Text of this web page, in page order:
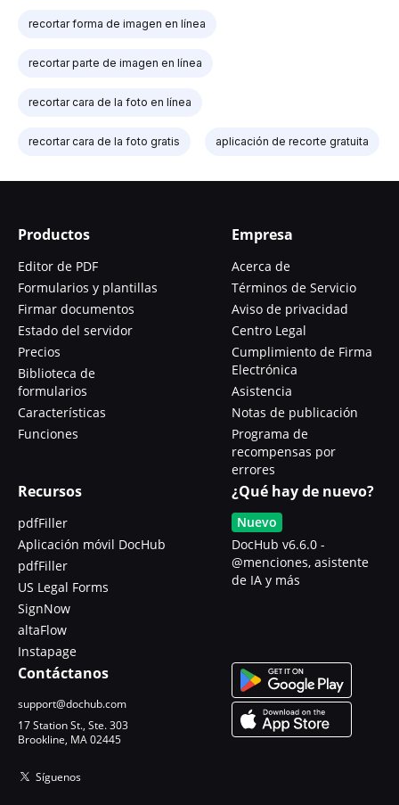
recortar forma de imagen en línea
recortar parte de imagen en línea
recortar cara de la foto en línea
recortar cara de la foto gratis aplicación de recorte gratuita
Productos
Editor de PDF
Formularios y plantillas
Firmar documentos
Estado del servidor
Precios
Biblioteca de
formularios
Características
Funciones
Empresa
Acerca de
Términos de Servicio
Aviso de privacidad
Centro Legal
Cumplimiento de Firma
Electrónica
Asistencia
Notas de publicación
Programa de
recompensas por
errores
Recursos
pdfFiller
Aplicación móvil DocHub
pdfFiller
US Legal Forms
SignNow
altaFlow
Instapage
¿Qué hay de nuevo?
Nuevo
DocHub v6.6.0 -
@menciones, asistente
de IA y más
Contáctanos
support@dochub.com
17 Station St., Ste. 303
Brookline, MA 02445
Síguenos